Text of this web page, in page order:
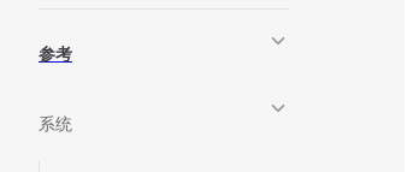
参考
系统